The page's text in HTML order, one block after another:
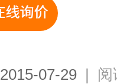
2015-07-29 | 阅